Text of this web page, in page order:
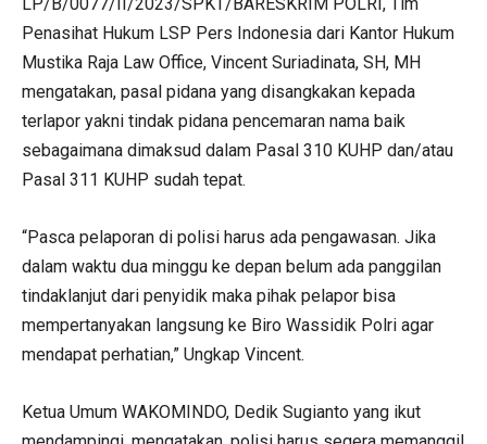
LP/B/0077/II/2023/SPKT/BARESKRIM POLRI, Tim
Penasihat Hukum LSP Pers Indonesia dari Kantor Hukum
Mustika Raja Law Office, Vincent Suriadinata, SH, MH
mengatakan, pasal pidana yang disangkakan kepada
terlapor yakni tindak pidana pencemaran nama baik
sebagaimana dimaksud dalam Pasal 310 KUHP dan/atau
Pasal 311 KUHP sudah tepat.
“Pasca pelaporan di polisi harus ada pengawasan. Jika
dalam waktu dua minggu ke depan belum ada panggilan
tindaklanjut dari penyidik maka pihak pelapor bisa
mempertanyakan langsung ke Biro Wassidik Polri agar
mendapat perhatian,” Ungkap Vincent.
Ketua Umum WAKOMINDO, Dedik Sugianto yang ikut